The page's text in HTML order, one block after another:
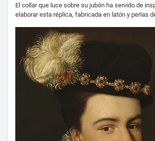
El collar que luce sobre su jubón ha servido de
elaborar esta réplica, fabricada en latón y perlas